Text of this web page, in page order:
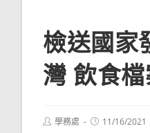
檢送國家
灣 飲食檔
Post學務處
Post11/16/2021